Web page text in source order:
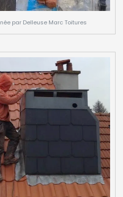
par Delleuse Marc Toitures